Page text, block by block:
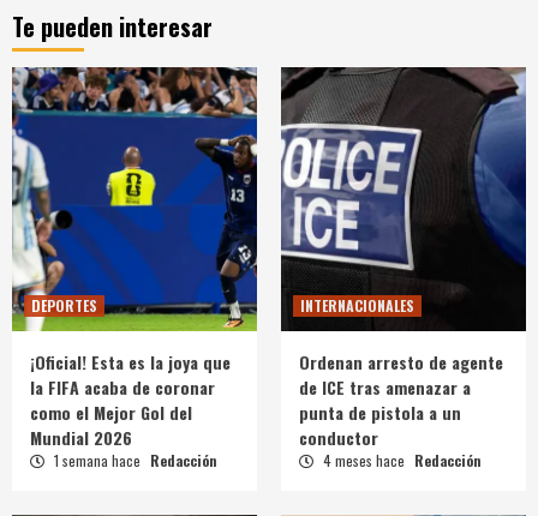
Te pueden interesar
DEPORTES
¡Oficial! Esta es la joya que
la FIFA acaba de coronar
como el Mejor Gol del
Mundial 2026
1 semana hace Redacción
INTERNACIONALES
Ordenan arresto de agente
de ICE tras amenazar a
punta de pistola a un
conductor
4 meses hace Redacción